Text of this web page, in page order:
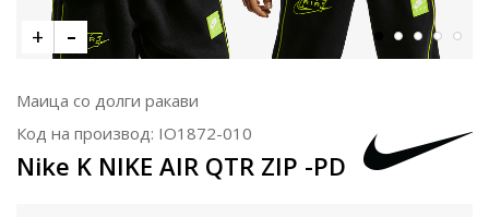
Маица со долги ракави
Код на производ: IO1872-010
Nike K NIKE AIR QTR ZIP -PD